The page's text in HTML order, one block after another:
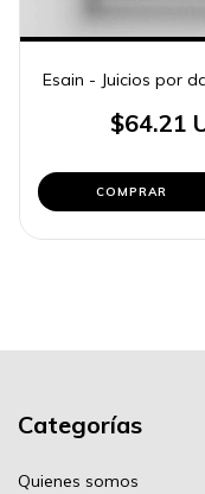
Esain - Juicios por
$64.21
COMPRAR
Categorías
Quienes somos